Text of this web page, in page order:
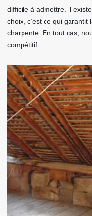
difficile à admettre. Il
choix, c’est ce qui garantit
charpente. En tout cas,
compétitif.